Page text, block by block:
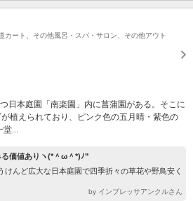
カート、その他風呂・スパ・サロン、その他アウト
日本庭園「南楽園」内に菖蒲園がある。そこに
植えられており、ピンク色の五月晴・紫色の
...
価値ありヽ(*＾ω＾*)ﾉ”
けんど広大な日本庭園で四季折々の草花や野鳥安く
by インプレッサアンクルさん